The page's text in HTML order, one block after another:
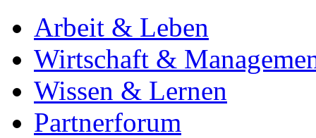
Arbeit & Leben
Wirtschaft &
Wissen & Lernen
Partnerforum